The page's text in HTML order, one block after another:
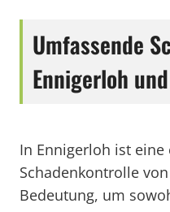
Umfassende
Ennigerloh
In Ennigerloh ist eine
Schadenkontrolle
Bedeutung, um